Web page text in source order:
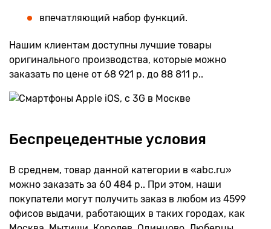
впечатляющий набор функций.
Нашим клиентам доступны лучшие товары
оригинального производства, которые можно
заказать по цене от 68 921 р. до 88 811 р..
Беспрецедентные условия
В среднем, товар данной категории в «abc.ru»
можно заказать за 60 484 р.. При этом, наши
покупатели могут получить заказ в любом из 4599
офисов выдачи, работающих в таких городах, как